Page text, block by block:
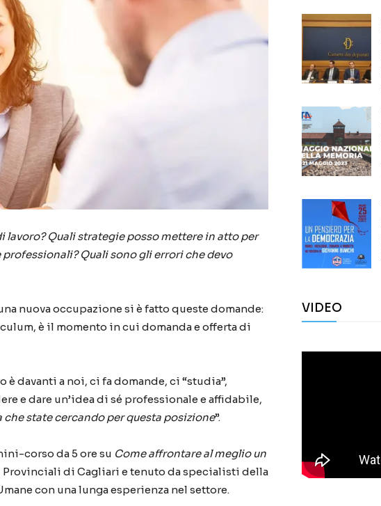
Quali strategie posso mettere in atto per
Quali sono gli errori che devo
nuova occupazione si è fatto queste domande:
è il momento in cui domanda e offerta di
davanti a noi, ci fa domande, ci “studia”,
e dare un’idea di sé professionale e affidabile,
che state cercando per questa posizione”.
corso da 5 ore su Come affrontare al meglio un
di Cagliari e tenuto da specialisti della
con una lunga esperienza nel settore.
VIDEO